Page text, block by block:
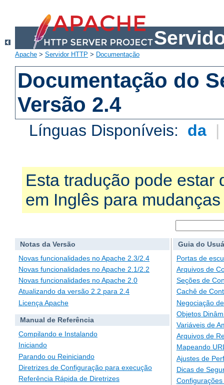
Apache > Servidor HTTP > Documentação
Documentação do
Versão 2.4
Línguas Disponíveis: da |
Esta tradução pode estar
em Inglês para
Notas da Versão
Novas funcionalidades no Apache 2.3/2.4
Novas funcionalidades no Apache 2.1/2.2
Novas funcionalidades no Apache 2.0
Atualizando da versão 2.2 para 2.4
Licença Apache
Manual de Referência
Compilando e Instalando
Iniciando
Parando ou Reiniciando
Diretrizes de Configuração para execução
Referência Rápida de Diretrizes
Guia do
Portas de
Arquivos de
Seções de
Cachê de
Negociação
Objetos
Variáveis de
Arquivos de
Mapeando
Ajustes de
Dicas de